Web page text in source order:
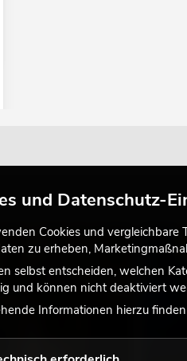
und Datenschutz-
Cookies und vergleichbare
zu erheben,
selbst entscheiden, welchen
und können nicht deaktiviert
Informationen hierzu